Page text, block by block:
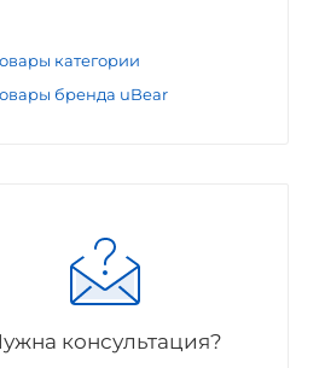
категории
бренда uBear
консультация?